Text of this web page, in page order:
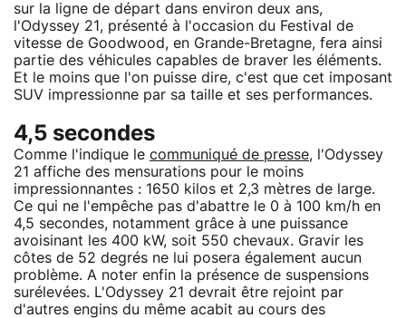
sur la ligne de départ dans environ deux ans,
l'Odyssey 21, présenté à l'occasion du Festival de
vitesse de Goodwood, en Grande-Bretagne, fera ainsi
partie des véhicules capables de braver les éléments.
Et le moins que l'on puisse dire, c'est que cet imposant
SUV impressionne par sa taille et ses performances.
4,5 secondes
Comme l'indique le communiqué de presse, l'Odyssey
21 affiche des mensurations pour le moins
impressionnantes : 1650 kilos et 2,3 mètres de large.
Ce qui ne l'empêche pas d'abattre le 0 à 100 km/h en
4,5 secondes, notamment grâce à une puissance
avoisinant les 400 kW, soit 550 chevaux. Gravir les
côtes de 52 degrés ne lui posera également aucun
problème. A noter enfin la présence de suspensions
surélevées. L'Odyssey 21 devrait être rejoint par
d'autres engins du même acabit au cours des